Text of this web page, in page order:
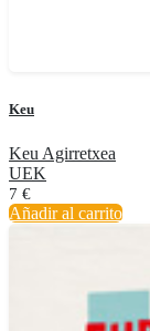
Keu
Keu Agirretxea
UEK
7 €
Añadir al carrito